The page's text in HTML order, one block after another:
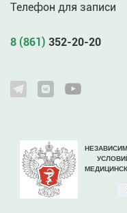
Телефон для записи
8 (861) 352-20-20